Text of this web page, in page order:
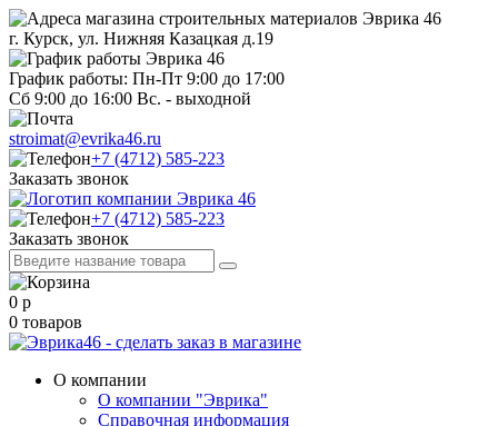
г. Курск, ул. Нижняя Казацкая д.19
График работы: Пн-Пт 9:00 до 17:00
Сб 9:00 до 16:00 Вс. - выходной
stroimat@evrika46.ru
+7 (4712) 585-223
Заказать звонок
+7 (4712) 585-223
Заказать звонок
0 р
0 товаров
О компании
О компании "Эврика"
Справочная информация